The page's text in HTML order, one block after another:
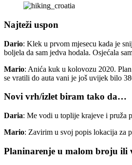
Najteži uspon
Dario: Klek u prvom mjesecu kada je
boljela da sam jedva hodala. Osjećala
Mario: Anića kuk u kolovozu 2020.
se vratili do auta vani je još uvijek bilo
Novi vrh/izlet biram tako da…
Daria: Me vodi u toplije krajeve i pruža
Mario: Zavirim u svoj popis lokacija za
Planinarenje u malom broju ili